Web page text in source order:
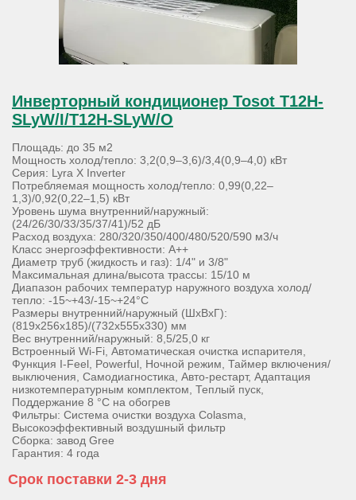
Инверторный кондиционер Tosot T12H-
SLyW/I/T12H-SLyW/O
Площадь: до 35 м2
Мощность холод/тепло: 3,2(0,9–3,6)/3,4(0,9–4,0) кВт
Серия: Lyra X Inverter
Потребляемая мощность холод/тепло: 0,99(0,22–
1,3)/0,92(0,22–1,5) кВт
Уровень шума внутренний/наружный:
(24/26/30/33/35/37/41)/52 дБ
Расход воздуха: 280/320/350/400/480/520/590 м3/ч
Класс энергоэффективности: А++
Диаметр труб (жидкость и газ): 1/4" и 3/8"
Максимальная длина/высота трассы: 15/10 м
Диапазон рабочих температур наружного воздуха холод/
тепло: -15~+43/-15~+24°С
Размеры внутренний/наружный (ШхВхГ):
(819х256х185)/(732х555х330) мм
Вес внутренний/наружный: 8,5/25,0 кг
Встроенный Wi-Fi, Автоматическая очистка испарителя,
Функция I-Feel, Powerful, Ночной режим, Таймер включения/
выключения, Самодиагностика, Авто-рестарт, Адаптация
низкотемпературным комплектом, Теплый пуск,
Поддержание 8 °С на обогрев
Фильтры: Система очистки воздуха Colasma,
Высокоэффективный воздушный фильтр
Сборка: завод Gree
Гарантия: 4 года
Срок поставки 2-3 дня